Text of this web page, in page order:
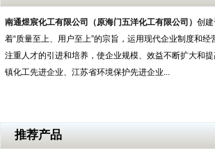
南通煜宸化工有限公司（原海门五洋化工有限公司） 创
着“质量至上、用户至上”的宗旨，运用现代企业制度和经
注重人才的引进和培养，使企业规模、效益不断扩大和
镇化工先进企业、江苏省环境保护先进企业...
推荐产品